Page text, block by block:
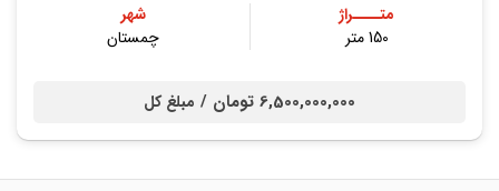
متــــراژ
150 متر
شهر
چمستان
6,500,000,000 تومان / مبلغ کل